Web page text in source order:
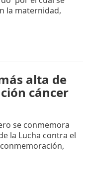
la maternidad,
alta de
cáncer
se conmemora
la Lucha contra el